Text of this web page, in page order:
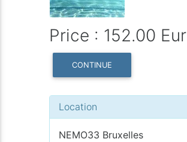
Price : 152.00 Eur
CONTINUE
Location
NEMO33 Bruxelles